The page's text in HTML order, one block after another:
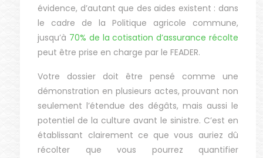
évidence, d’autant que des aides existent : dans
le cadre de la Politique agricole commune,
jusqu’à 70% de la cotisation d’assurance récolte
peut être prise en charge par le FEADER.
Votre dossier doit être pensé comme une
démonstration en plusieurs actes, prouvant non
seulement l’étendue des dégâts, mais aussi le
potentiel de la culture avant le sinistre. C’est en
établissant clairement ce que vous auriez dû
récolter que vous pourrez quantifier